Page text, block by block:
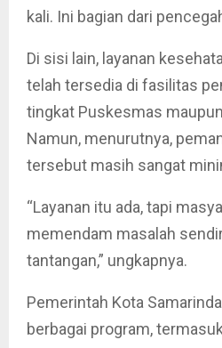
kali. Ini bagian dari
Di sisi lain, layanan
telah tersedia di fasilitas
tingkat Puskesmas
Namun, menurutnya,
tersebut masih sangat
“Layanan itu ada, tapi
memendam masalah
tantangan,” ungkapnya.
Pemerintah Kota
berbagai program,